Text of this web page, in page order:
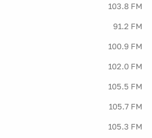
103.8 FM
91.2 FM
100.9 FM
102.0 FM
105.5 FM
105.7 FM
105.3 FM